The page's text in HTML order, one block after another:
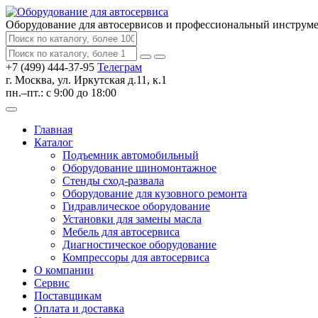
Оборудование для автосервисов и профессиональный
+7 (499) 444-37-95 Телеграм
г. Москва, ул. Иркутская д.11, к.1
пн.–пт.: с 9:00 до 18:00
Главная
Каталог
Подъемник автомобильный
Оборудование шиномонтажное
Стенды сход-развала
Оборудование для кузовного ремонта
Гидравлическое оборудование
Установки для замены масла
Мебель для автосервиса
Диагностическое оборудование
Компрессоры для автосервиса
О компании
Сервис
Поставщикам
Оплата и доставка